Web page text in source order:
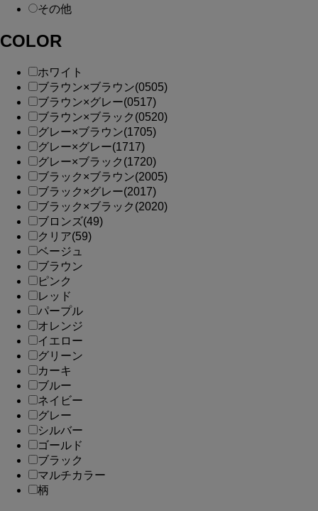
その他
COLOR
ホワイト
ブラウン×ブラウン(0505)
ブラウン×グレー(0517)
ブラウン×ブラック(0520)
グレー×ブラウン(1705)
グレー×グレー(1717)
グレー×ブラック(1720)
ブラック×ブラウン(2005)
ブラック×グレー(2017)
ブラック×ブラック(2020)
ブロンズ(49)
クリア(59)
ベージュ
ブラウン
ピンク
レッド
パープル
オレンジ
イエロー
グリーン
カーキ
ブルー
ネイビー
グレー
シルバー
ゴールド
ブラック
マルチカラー
柄